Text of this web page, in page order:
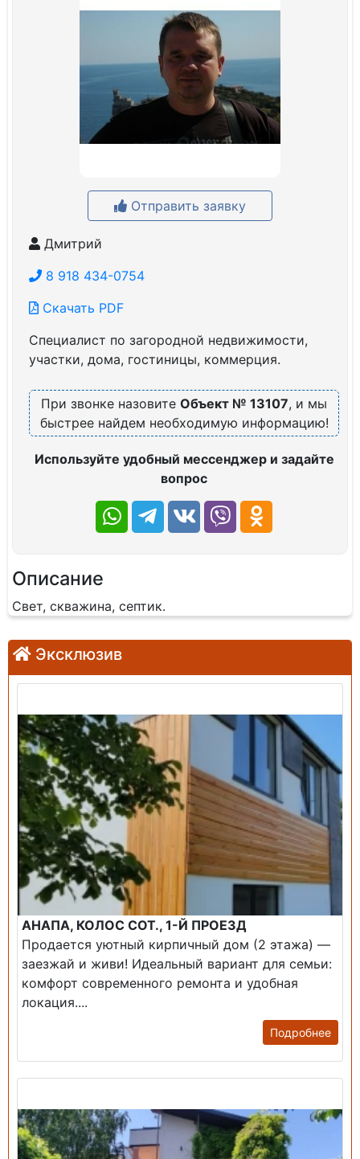
Отправить заявку
Дмитрий
8 918 434-0754
Скачать PDF
Специалист по загородной недвижимости,
участки, дома, гостиницы, коммерция.
При звонке назовите Объект № 13107, и мы
быстрее найдем необходимую информацию!
Используйте удобный мессенджер и задайте
вопрос
Описание
Свет, скважина, септик.
Эксклюзив
АНАПА, КОЛОС СОТ., 1-Й ПРОЕЗД
Продается уютный кирпичный дом (2 этажа) —
заезжай и живи! ​Идеальный вариант для семьи:
комфорт современного ремонта и удобная
локация....
Подробнее